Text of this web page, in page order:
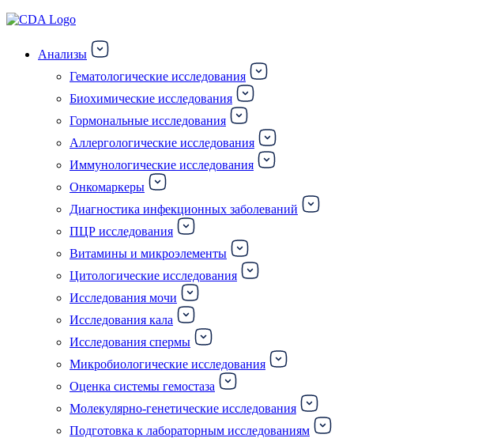
Анализы
Гематологические исследования
Биохимические исследования
Гормональные исследования
Аллергологические исследования
Иммунологические исследования
Онкомаркеры
Диагностика инфекционных заболеваний
ПЦР исследования
Витамины и микроэлементы
Цитологические исследования
Исследования мочи
Исследования кала
Исследования спермы
Микробиологические исследования
Оценка системы гемостаза
Молекулярно-генетические исследования
Подготовка к лабораторным исследованиям